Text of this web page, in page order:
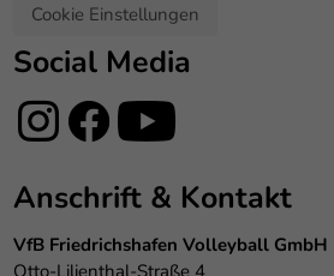
Cookie Einstellungen
Social Media
Anschrift & Kontakt
VfB Friedrichshafen Volleyball GmbH